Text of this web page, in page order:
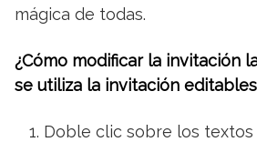
mágica de todas.
¿Cómo modificar la invitación
se utiliza la invitación
Doble clic sobre los textos